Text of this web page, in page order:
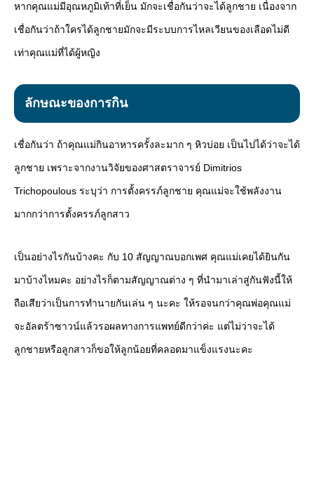
หากคุณแม่มีอุณหภูมิเท้าที่เย็น มักจะเชื่อกันว่าจะได้ลูกชาย เนื่องจาก
เชื่อกันว่าถ้าใครได้ลูกชายมักจะมีระบบการไหลเวียนของเลือดไม่ดี
เท่าคุณแม่ที่ได้ผู้หญิง
ลักษณะของการกิน
เชื่อกันว่า ถ้าคุณแม่กินอาหารครั้งละมาก ๆ หิวบ่อย เป็นไปได้ว่าจะได้
ลูกชาย เพราะจากงานวิจัยของศาสตราจารย์ Dimitrios
Trichopoulous ระบุว่า การตั้งครรภ์ลูกชาย คุณแม่จะใช้พลังงาน
มากกว่าการตั้งครรภ์ลูกสาว
เป็นอย่างไรกันบ้างคะ กับ 10 สัญญาณบอกเพศ คุณแม่เคยได้ยินกัน
มาบ้างไหมคะ อย่างไรก็ตามสัญญาณต่าง ๆ ที่นำมาเล่าสู่กันฟังนี้ให้
ถือเสียว่าเป็นการทำนายกันเล่น ๆ นะคะ ให้รอจนกว่าคุณพ่อคุณแม่
จะอัลตร้าซาวน์แล้วรอผลทางการแพทย์ดีกว่าค่ะ แต่ไม่ว่าจะได้
ลูกชายหรือลูกสาวก็ขอให้ลูกน้อยที่คลอดมาแข็งแรงนะคะ